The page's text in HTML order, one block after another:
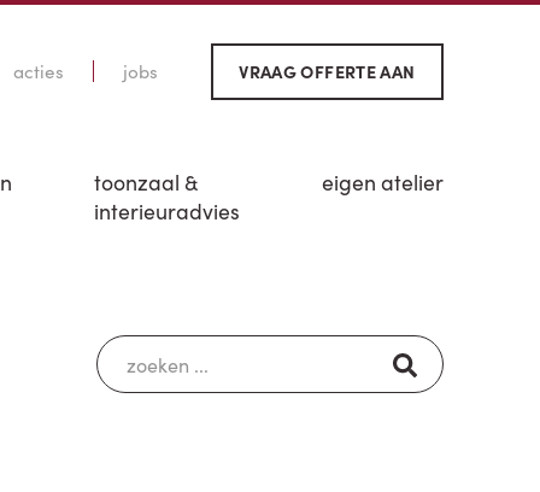
acties jobs VRAAG OFFERTE AAN
toonzaal &
interieuradvies
eigen atelier